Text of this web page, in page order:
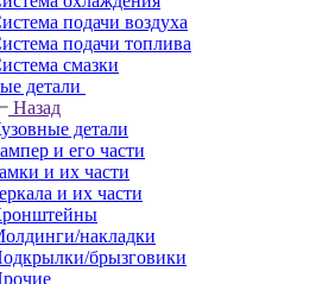
подачи воздуха
подачи топлива
смазки
детали
Назад
детали
и его части
и их части
и их части
накладки
брызговики